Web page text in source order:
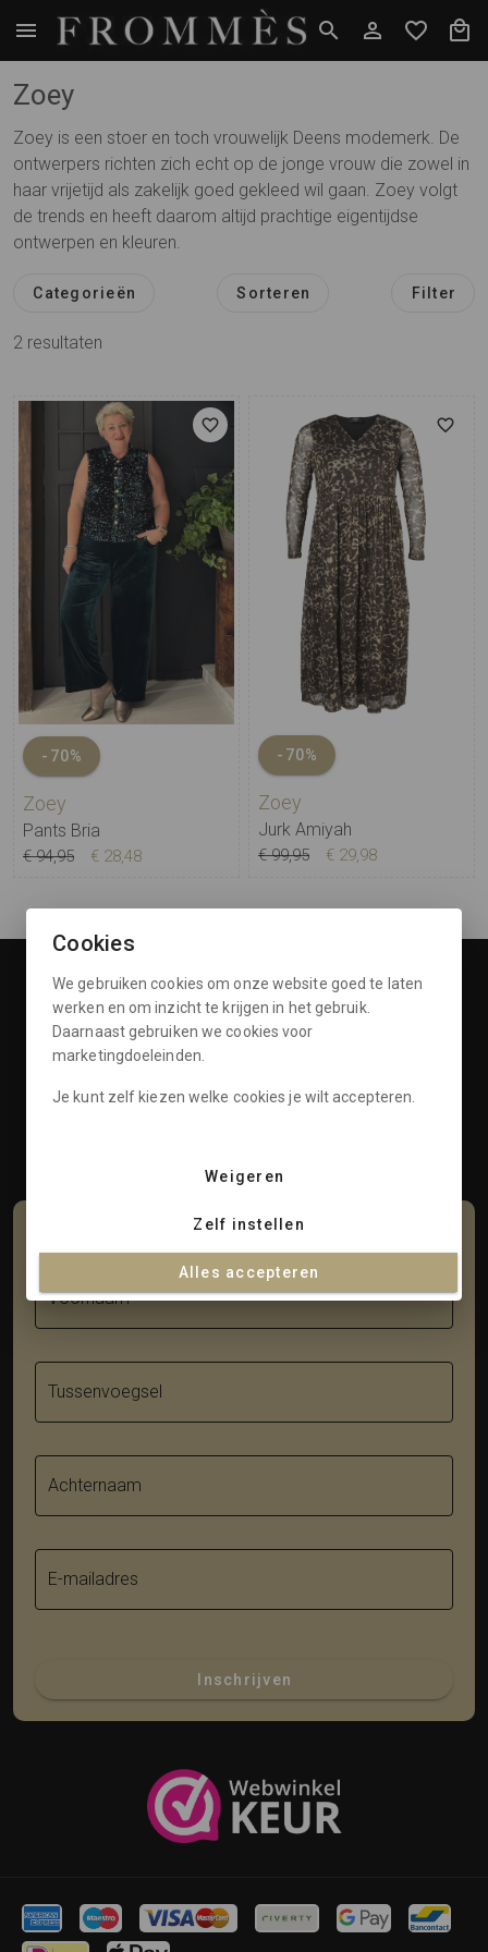
Zoey
Zoey is een stoer en toch vrouwelijk Deens modemerk. De
ontwerpers richten zich echt op de jonge vrouw die zowel in
haar vrijetijd als zakelijk goed gekleed wil gaan. Zoey volgt
de trends en heeft daarom altijd prachtige eigentijdse
ontwerpen en kleuren.
Categorieën Sorteren Filter
2 resultaten
-70%
Zoey
Pants Bria
€ 94,95 € 28,48
-70%
Zoey
Jurk Amiyah
€ 99,95 € 29,98
Openingstijden
Klantenservice
Informatie
Schrijf je in voor onze nieuwsbrief
Voornaam
Tussenvoegsel
Achternaam
E-mailadres
Inschrijven
Cookies
We gebruiken cookies om onze website goed te laten
werken en om inzicht te krijgen in het gebruik.
Daarnaast gebruiken we cookies voor
marketingdoeleinden.
Je kunt zelf kiezen welke cookies je wilt accepteren.
Weigeren
Zelf instellen
Alles accepteren